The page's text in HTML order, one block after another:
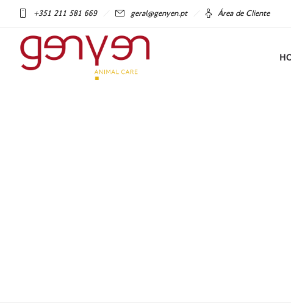
+351 211 581 669 geral@genyen.pt Área de Cliente